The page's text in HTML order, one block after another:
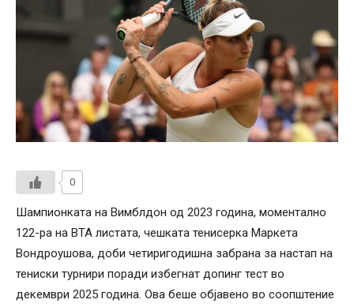
0
Шампионката на Вимблдон од 2023 година, моментално
122-ра на ВТА листата, чешката тенисерка Маркета
Вондроушова, доби четиригодишна забрана за настап на
тениски турнири поради избегнат допинг тест во
декември 2025 година. Ова беше објавено во соопштение